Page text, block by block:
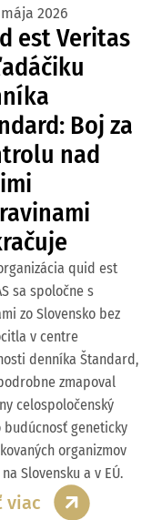
2026
est Veritas
Boj za
nad
quid est
sa spoločne s
zo Slovensko bez
v centre
denníka Štandard,
zmapoval
celospoločenský
budúcnosť geneticky
organizmov
na Slovensku a v EÚ.
viac